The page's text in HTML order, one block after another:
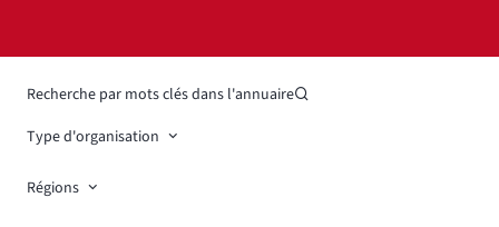
Recherche par mots clés dans l'annuaire
Type d'organisation
Régions